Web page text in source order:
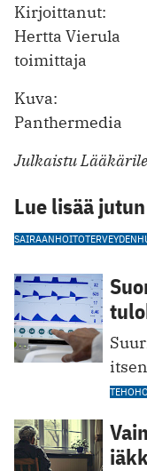
Kirjoittanut:
Hertta Vierula
toimittaja
Kuva:
Panthermedia
Julkaistu
Lue lisää
SAIRAANHOITO